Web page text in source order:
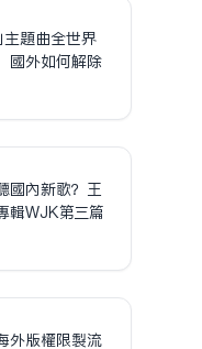
題曲全世界
國外如何解除
國內新歌？王
輯WJK第三篇
外版權限制流